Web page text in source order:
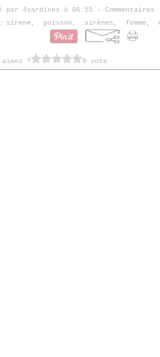
par 4sardines à 06:55 - Commentaires
sirene , poisson , sirènes , femme ,
aimez ? 0 vote